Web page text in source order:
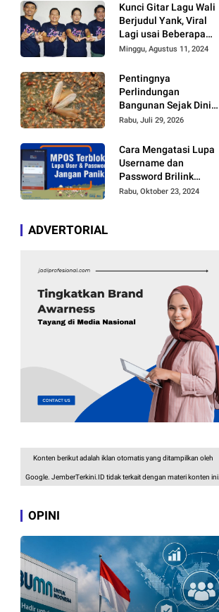
Kunci Gitar Lagu Wali
Berjudul Yank, Viral
Lagi usai Beberapa
Kreator di TikTok dan
Lagu Tersebut
Minggu, Agustus 11, 2024
Pentingnya
Perlindungan
Bangunan Sejak Dini
agar Bebas Kerusakan
Rabu, Juli 29, 2026
Cara Mengatasi Lupa
Username dan
Password Brilink
Mobile atau MyBRILink
Rabu, Oktober 23, 2024
ADVERTORIAL
Konten berikut adalah iklan otomatis yang ditampilkan oleh
Google. JemberTerkini.ID tidak terkait dengan materi konten ini.
OPINI